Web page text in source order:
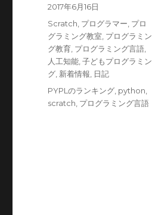
投
日:
2017年6月16日
カ
テ
ゴ
リ
ー
Scratch プログラマー プロ
グラミング教室 プログラミン
グ教育 プログラミング言語
人工知能 ,子どもプログラミン
グ 新着情報 日記
タ
グ
PYPLのランキング python
scratch プログラミング言語